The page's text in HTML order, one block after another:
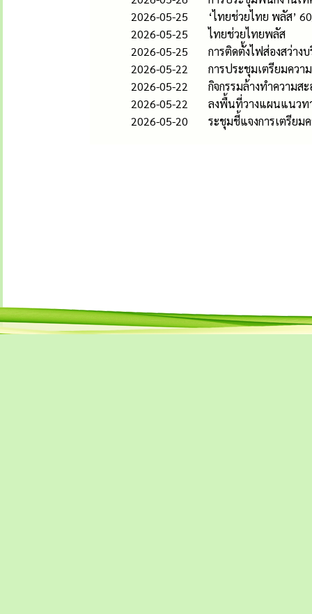
2026-05-25
‘ไทยช่วยไทย พลัส’
2026-05-25
ไทยช่วยไทยพลัส
2026-05-25
การติดตั้งไฟส่องสว่า
2026-05-22
การประชุมเตรียมควา
2026-05-22
กิจกรรมล้างทำความ
2026-05-22
ลงพื้นที่วางแผนแนวท
2026-05-20
ระชุมชี้แจงการเตรีย